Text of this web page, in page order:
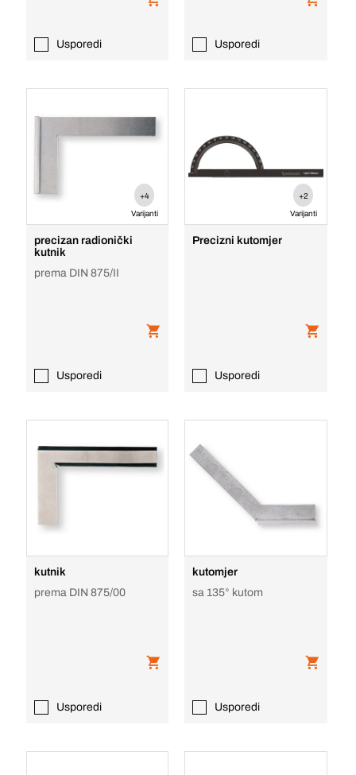
Usporedi Usporedi
+4
Varijanti
precizan radionički
kutnik
prema DIN 875/II
Usporedi
+2
Varijanti
Precizni kutomjer
Usporedi
kutnik
prema DIN 875/00
Usporedi
kutomjer
sa 135° kutom
Usporedi